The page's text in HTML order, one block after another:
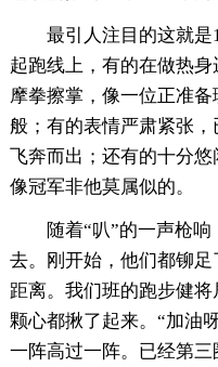
最引人注目的这就是
起跑线上，有的在做热
摩拳擦掌，像一位正准
般；有的表情严肃紧张
飞奔而出；还有的十分
像冠军非他莫属似的。
随着“叭”的一声枪响
去。刚开始，他们都铆
距离。我们班的跑步健
颗心都揪了起来。“加油
一阵高过一阵。已经第